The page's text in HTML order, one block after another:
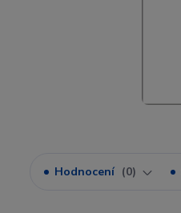
Hodnocení 0